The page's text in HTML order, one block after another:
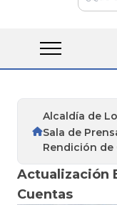
Alcaldía de
Sala de
Rendición de
Actualización
Cuentas